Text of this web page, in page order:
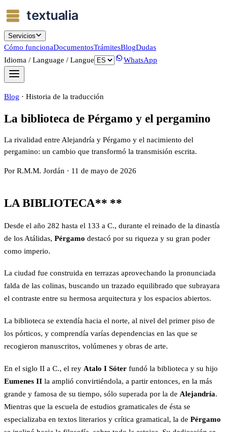
Servicios
Cómo funcionaDocumentosTrámitesBlogDudas
Idioma / Language / Langue
WhatsApp
Blog · Historia de la traducción
La biblioteca de Pérgamo y el pergamino
La rivalidad entre Alejandría y Pérgamo y el nacimiento del
pergamino: un cambio que transformó la transmisión escrita.
Por R.M.M. Jordán · 11 de mayo de 2026
LA BIBLIOTECA** **
Desde el año 282 hasta el 133 a C., durante el reinado de la dinastía
de los Atálidas, Pérgamo destacó por su riqueza y su gran poder
como imperio.
La ciudad fue construida en terrazas aprovechando la pronunciada
falda de las colinas, buscando un trazado equilibrado que subrayara
el contraste entre su hermosa arquitectura y los espacios abiertos.
La biblioteca se extendía hacia el norte, al nivel del primer piso de
los pórticos, y comprendía varías dependencias en las que se
recogieron manuscritos, volúmenes y obras de arte.
En el siglo II a C., el rey Atalo I Sóter fundó la biblioteca y su hijo
Eumenes II la amplió convirtiéndola, a partir entonces, en la más
grande y famosa de su tiempo, sólo superada por la de Alejandría.
Mientras que la escuela de estudios gramaticales de ésta se
especializaba en textos literarios y crítica gramatical, la de Pérgamo